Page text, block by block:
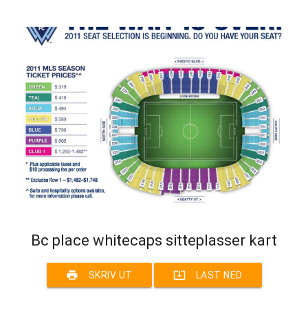
Bc place whitecaps sitteplasser kart
print SKRIV UT system_update_alt LAST NED